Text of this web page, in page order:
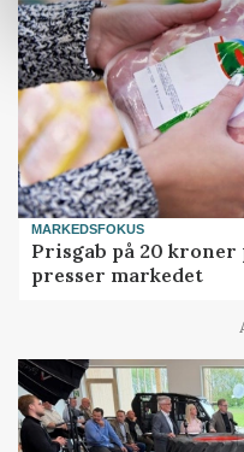
MARKEDSFOKUS
Prisgab på 20 kroner
presser markedet